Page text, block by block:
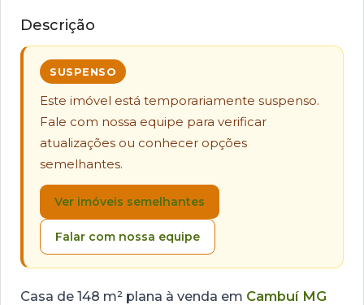
Descrição
SUSPENSO
Este imóvel está temporariamente suspenso.
Fale com nossa equipe para verificar
atualizações ou conhecer opções
semelhantes.
Ver imóveis semelhantes
Falar com nossa equipe
Casa de 148 m² plana à venda em Cambuí MG